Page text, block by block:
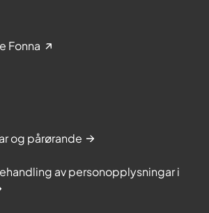
Fonna
og pårørande
av personopplysningar i